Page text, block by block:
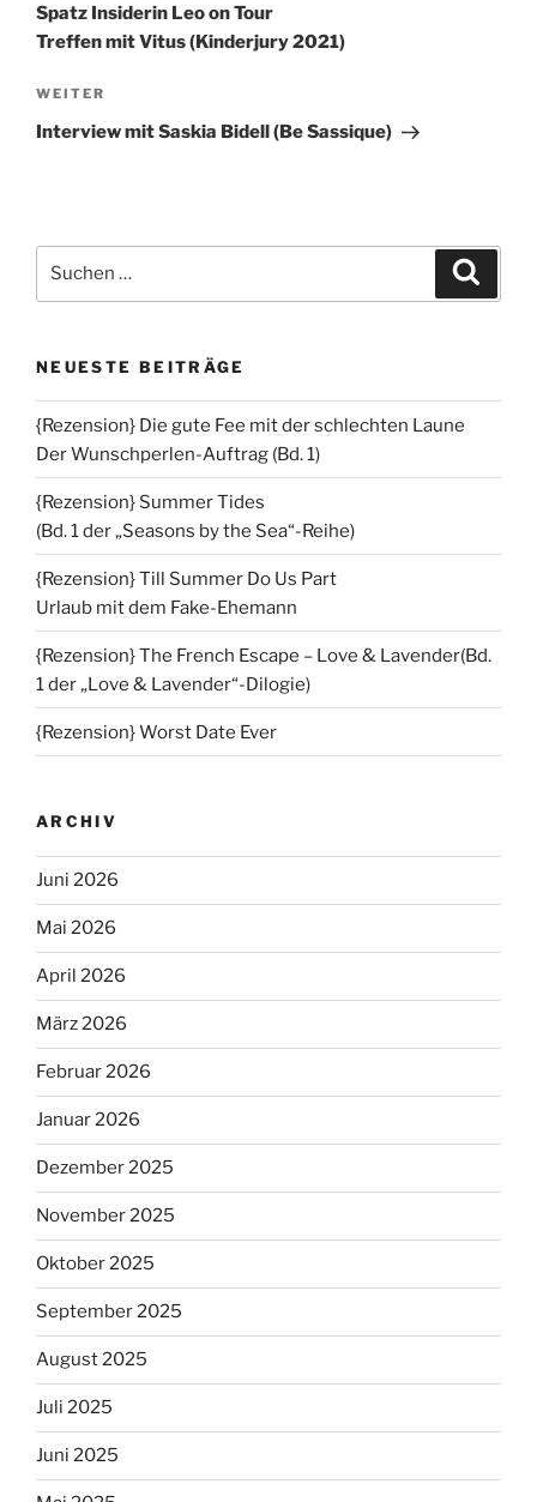
Spatz Insiderin Leo on Tour
Treffen mit Vitus (Kinderjury 2021)
Nächster
Beitrag
WEITER
Interview mit Saskia Bidell (Be Sassique)
nach:
NEUESTE BEITRÄGE
{Rezension} Die gute Fee mit der schlechten Laune
Der Wunschperlen-Auftrag (Bd. 1)
{Rezension} Summer Tides
(Bd. 1 der „Seasons by the Sea“-Reihe)
{Rezension} Till Summer Do Us Part
Urlaub mit dem Fake-Ehemann
{Rezension} The French Escape – Love & Lavender(Bd.
1 der „Love & Lavender“-Dilogie)
{Rezension} Worst Date Ever
ARCHIV
Juni 2026
Mai 2026
April 2026
März 2026
Februar 2026
Januar 2026
Dezember 2025
November 2025
Oktober 2025
September 2025
August 2025
Juli 2025
Juni 2025